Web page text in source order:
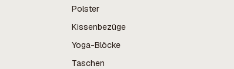
Polster
Kissenbezüge
Yoga-Blöcke
Taschen